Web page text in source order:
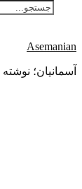
Asemanian
آسمانیان؛